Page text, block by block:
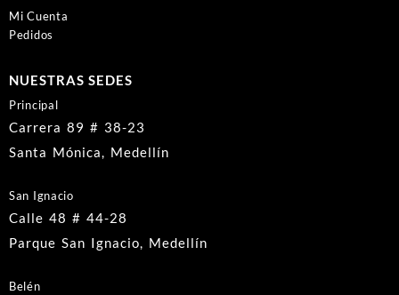
Mi Cuenta
Pedidos
NUESTRAS SEDES
Principal
Carrera 89 # 38-23
Santa Mónica, Medellín
San Ignacio
Calle 48 # 44-28
Parque San Ignacio, Medellín
Belén